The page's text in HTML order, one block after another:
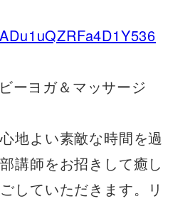
ーヨガ＆マッサージ
地よい素敵な時間を過
講師をお招きして癒し
していただきます。リ